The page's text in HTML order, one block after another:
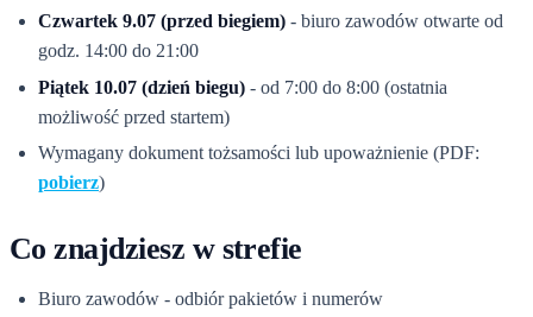
Czwartek 9.07 (przed biegiem) - biuro zawodów otwarte od
godz. 14:00 do 21:00
Piątek 10.07 (dzień biegu) - od 7:00 do 8:00 (ostatnia
możliwość przed startem)
Wymagany dokument tożsamości lub upoważnienie (PDF:
pobierz)
Co znajdziesz w strefie
Biuro zawodów - odbiór pakietów i numerów